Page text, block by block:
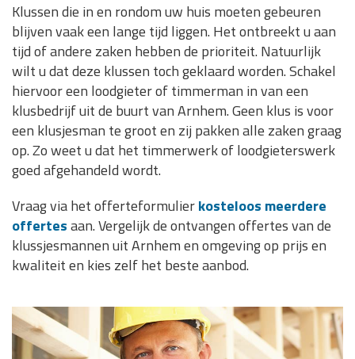
Klussen die in en rondom uw huis moeten gebeuren
blijven vaak een lange tijd liggen. Het ontbreekt u aan
tijd of andere zaken hebben de prioriteit. Natuurlijk
wilt u dat deze klussen toch geklaard worden. Schakel
hiervoor een loodgieter of timmerman in van een
klusbedrijf uit de buurt van Arnhem. Geen klus is voor
een klusjesman te groot en zij pakken alle zaken graag
op. Zo weet u dat het timmerwerk of loodgieterswerk
goed afgehandeld wordt.
Vraag via het offerteformulierkosteloos meerdere
offertesaan. Vergelijk de ontvangen offertes van de
klussjesmannen uit Arnhem en omgeving op prijs en
kwaliteit en kies zelf het beste aanbod.